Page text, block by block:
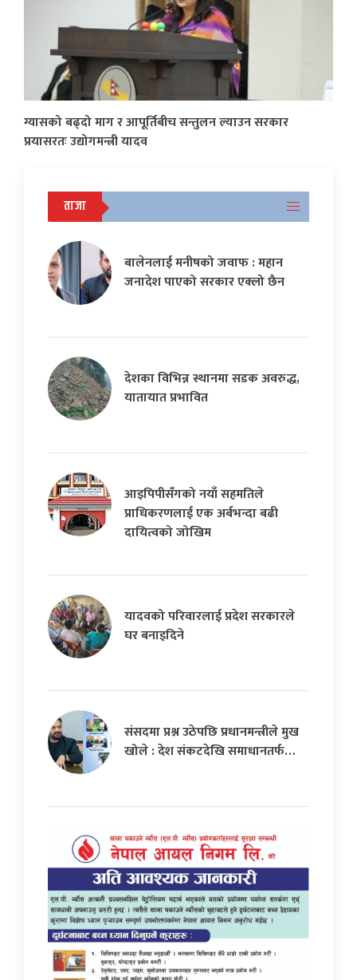
ग्यासको बढ्दो माग र आपूर्तिबीच सन्तुलन ल्याउन सरकार
प्रयासरतः उद्योगमन्त्री यादव
ताजा
बालेनलाई मनीषको जवाफ : महान
जनादेश पाएको सरकार एक्लो छैन
देशका विभिन्न स्थानमा सडक अवरुद्ध,
यातायात प्रभावित
आइपिपीसँगको नयाँ सहमतिले
प्राधिकरणलाई एक अर्बभन्दा बढी
दायित्वको जोखिम
यादवको परिवारलाई प्रदेश सरकारले
घर बनाइदिने
संसदमा प्रश्न उठेपछि प्रधानमन्त्रीले मुख
खोले : देश संकटदेखि समाधानतर्फ…